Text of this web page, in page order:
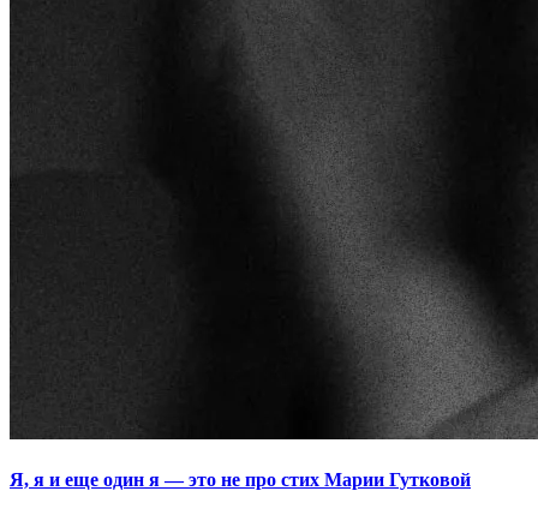
Я, я и еще один я — это не про стих Марии Гутковой